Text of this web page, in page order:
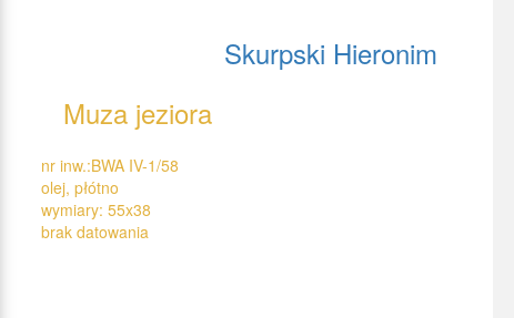
Skurpski Hieronim
Muza jeziora
nr inw.:BWA IV-1/58
olej, płótno
wymiary: 55x38
brak datowania